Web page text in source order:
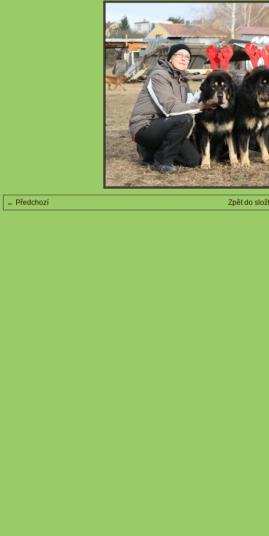
← Předchozí Zpět do